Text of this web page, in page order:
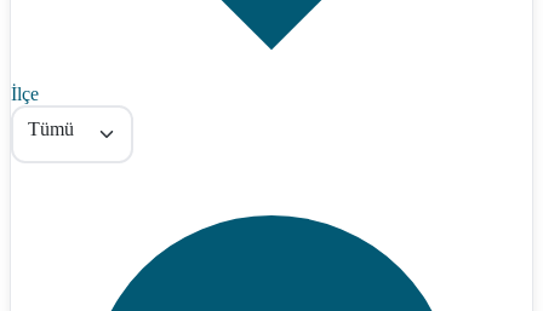
İlçe
Tümü